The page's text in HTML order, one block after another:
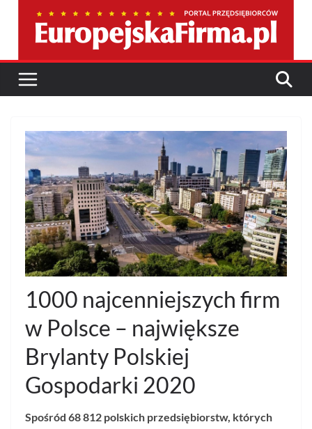
1000 najcenniejszych firm
w Polsce – największe
Brylanty Polskiej
Gospodarki 2020
Spośród 68 812 polskich przedsiębiorstw, których